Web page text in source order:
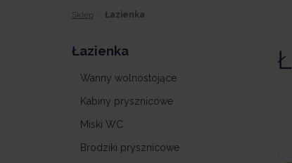
Sklep Łazienka
Łazienka
Wanny wolnostojące
Kabiny prysznicowe
Miski WC
Brodziki prysznicowe